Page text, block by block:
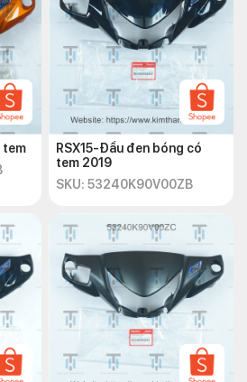
tem
RSX15-Đầu đen bóng có
tem 2019
SKU: 53240K90V00ZB